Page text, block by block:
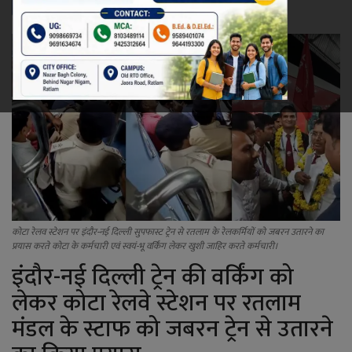
रेलवे
खेल
ज्योतिष
कला-साहित्य
निर्वाचन
धर्म-संस्कृति
करियर
वीडियो
कोटा रेलव स्टेशन पर इंदौर-नई दिल्ली सुपफास्ट ट्रेन से रतलाम के रेलकर्मियों को जबरन उतारने का
प्रयास करते कोटा के कर्मचारी एवं स्वयं-भू वर्किंग लेकर खुशी जाहिर करते कर्मचारी।
इंदौर-नई दिल्ली ट्रेन की वर्किंग को
लेकर कोटा रेलवे स्टेशन पर रतलाम
मंडल के स्टाफ को जबरन ट्रेन से उतारने